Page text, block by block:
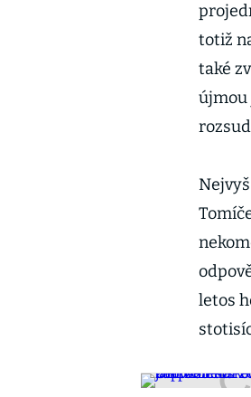
totiž
také
újmou
letos